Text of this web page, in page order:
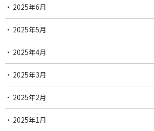
2025年6月
2025年5月
2025年4月
2025年3月
2025年2月
2025年1月